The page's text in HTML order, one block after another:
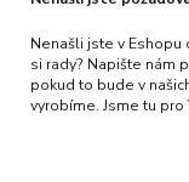
Nenašli jste v
si rady? Napište nám
pokud to bude v
vyrobíme. Jsme tu pro